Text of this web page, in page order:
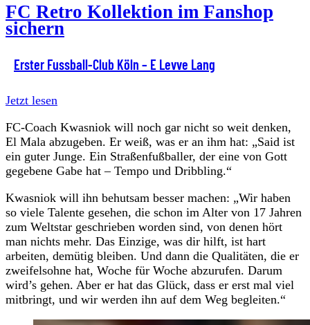
FC Retro Kollektion im Fanshop
sichern
Erster Fussball-Club Köln – E Levve Lang
Jetzt lesen
FC-Coach Kwasniok will noch gar nicht so weit denken,
El Mala abzugeben. Er weiß, was er an ihm hat: „Said ist
ein guter Junge. Ein Straßenfußballer, der eine von Gott
gegebene Gabe hat – Tempo und Dribbling.“
Kwasniok will ihn behutsam besser machen: „Wir haben
so viele Talente gesehen, die schon im Alter von 17 Jahren
zum Weltstar geschrieben worden sind, von denen hört
man nichts mehr. Das Einzige, was dir hilft, ist hart
arbeiten, demütig bleiben. Und dann die Qualitäten, die er
zweifelsohne hat, Woche für Woche abzurufen. Darum
wird’s gehen. Aber er hat das Glück, dass er erst mal viel
mitbringt, und wir werden ihn auf dem Weg begleiten.“